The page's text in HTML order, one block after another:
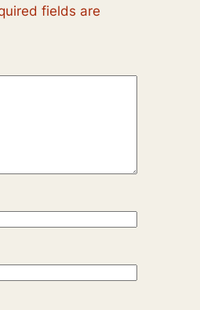
fields are